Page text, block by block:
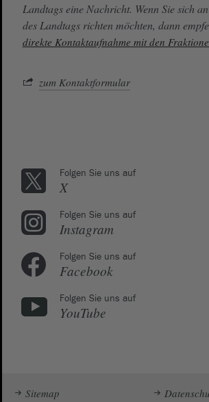
Landtags eine Nachricht. Wenn Sie sich
des Landtags richten möchten, dann
direkte Kontaktaufnahme mit den
zum Kontaktformular
Folgen Sie uns auf
X
Folgen Sie uns auf
Instagram
Folgen Sie uns auf
Facebook
Folgen Sie uns auf
YouTube
Sitemap